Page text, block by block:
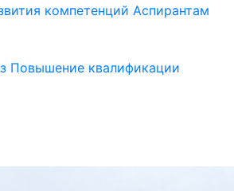
компетенций Аспирантам
Повышение квалификации